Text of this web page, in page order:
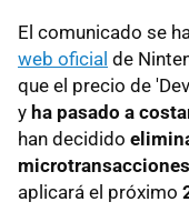
El comunicado se
web oficial de
que el precio de
y ha pasado a
han decidido
microtransacciones
aplicará el próximo